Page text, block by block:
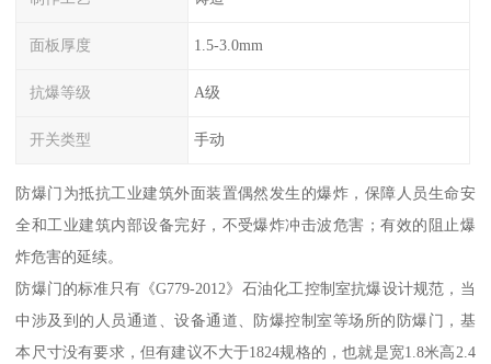
面板厚度 1.5-3.0mm
抗爆等级 A级
开关类型 手动
防爆门为抵抗工业建筑外面装置偶然发生的爆炸，保障人员生命安
全和工业建筑内部设备完好，不受爆炸冲击波危害；有效的阻止爆
炸危害的延续。
防爆门的标准只有《G779-2012》石油化工控制室抗爆设计规范，当
中涉及到的人员通道、设备通道、防爆控制室等场所的防爆门，基
本尺寸没有要求，但有建议不大于1824规格的，也就是宽1.8米高2.4